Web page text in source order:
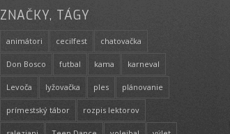
ZNAČKY, TÁGY
animátori cecilfest chatovačka
Don Bosco futbal kama karneval
Levoča lyžovačka ples plánovanie
prímestský tábor rozpis lektorov